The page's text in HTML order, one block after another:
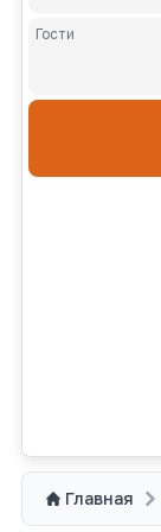
Гости
Главная